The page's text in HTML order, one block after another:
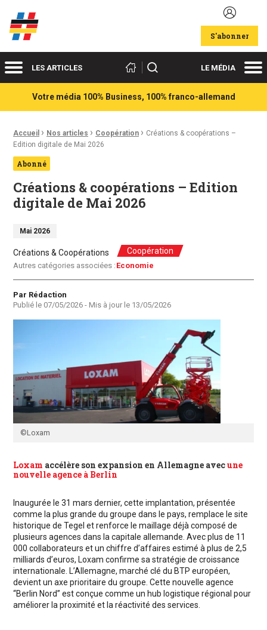
Acteurs du franco-allemand
S'abonner
MenuLES ARTICLES Rechercher LE MÉDIA
Votre média 100% Business, 100% franco-allemand
Fil d'Ariane :
Accueil › Nos articles › Coopération › Créations & coopérations –
Edition digitale de Mai 2026
Abonné
Créations & coopérations – Edition
digitale de Mai 2026
Mai 2026
Créations & Coopérations Coopération
Autres catégories associées : Economie
Auteur
Par Rédaction
Publié le 07/05/2026 - Mis à jour le 13/05/2026
©Loxam
Loxam accélère son expansion en Allemagne avecune
nouvelle agence à Berlin
Inaugurée le 31 mars dernier, cette implantation, présentée
comme la plus grande du groupe dans le pays, remplace le site
historique de Tegel et renforce le maillage déjà composé de
plusieurs agences dans la capitale allemande. Avec plus de 11
000 collaborateurs et un chiffre d’affaires estimé à plus de 2,5
milliards d’euros, Loxam confirme sa stratégie de croissance
internationale. L’Allemagne, marché clé du BTP européen,
devient un axe prioritaire du groupe. Cette nouvelle agence
“Berlin Nord” est conçue comme un hub logistique régional pour
améliorer la proximité et la réactivité des services.